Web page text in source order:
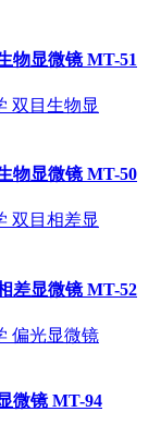
物显微镜 MT-51
物显微镜 MT-50
差显微镜 MT-52
微镜 MT-94